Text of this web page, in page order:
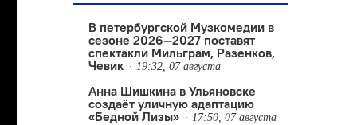
В петербургской Музкомедии в
сезоне 2026—2027 поставят
спектакли Мильграм, Разенков,
Чевик
19:32, 07 августа
Анна Шишкина в Ульяновске
создаëт уличную адаптацию
«Бедной Лизы»
17:50, 07 августа